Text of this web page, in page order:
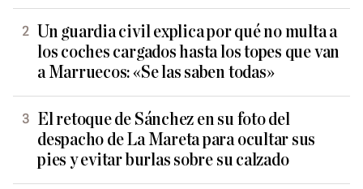
Un guardia civil explica por qué no multa a
los coches cargados hasta los topes que van
a Marruecos: «Se las saben todas»
El retoque de Sánchez en su foto del
despacho de La Mareta para ocultar sus
pies y evitar burlas sobre su calzado